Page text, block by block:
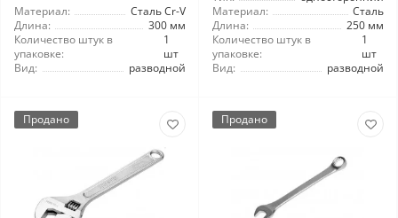
Материал:
Сталь Cr-V
Длина:
300 мм
Количество штук в
упаковке:
1
шт
Вид:
разводной
Материал:
Сталь
Длина:
250 мм
Количество штук в
упаковке:
1
шт
Вид:
разводной
Продано Продано